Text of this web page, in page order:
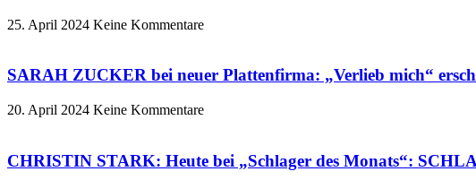
25. April 2024 Keine Kommentare
SARAH ZUCKER bei neuer Plattenfirma: „Verlieb mich“
20. April 2024 Keine Kommentare
CHRISTIN STARK: Heute bei „Schlager des Monats“: